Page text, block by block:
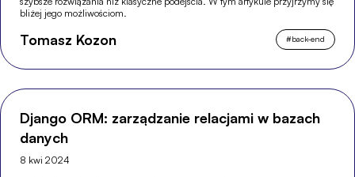
bliżej jego możliwościom.
Tomasz Kozon #back-end
Django ORM: zarządzanie relacjami w bazach
danych
8 kwi 2024